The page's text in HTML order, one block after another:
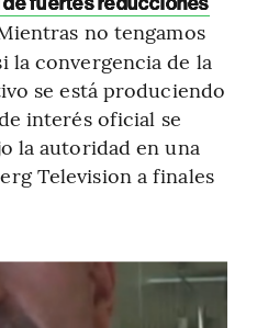
no tengamos
la convergencia de la
se está produciendo
interés oficial se
la autoridad en una
Television a finales